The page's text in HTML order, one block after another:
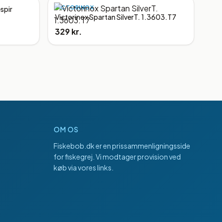
VICTORINOX
Victorinox Spartan SilverT. 1.3603.T7
329 kr.
OM OS
Fiskebob.dker en prissammenligningsside
for fiskegrej. Vi modtager provision ved
køb via vores links.